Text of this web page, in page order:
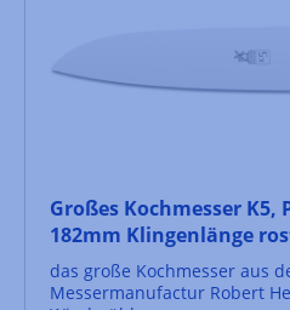
Großes Kochmesser K5,
182mm Klingenlänge
das große Kochmesser aus
Messermanufactur Robert